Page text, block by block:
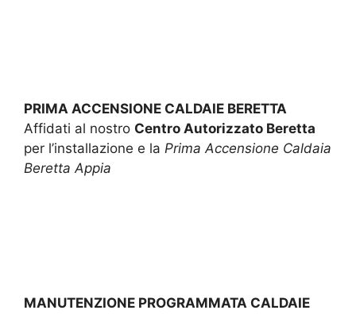
PRIMA ACCENSIONE CALDAIE BERETTA
Affidati al nostro Centro Autorizzato Beretta
per l’installazione e la Prima Accensione Caldaia
Beretta Appia
MANUTENZIONE PROGRAMMATA CALDAIE